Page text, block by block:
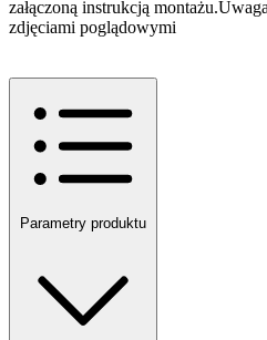
załączoną instrukcją
zdjęciami poglądowymi
Parametry produktu